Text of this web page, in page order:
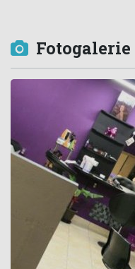
Fotogalerie